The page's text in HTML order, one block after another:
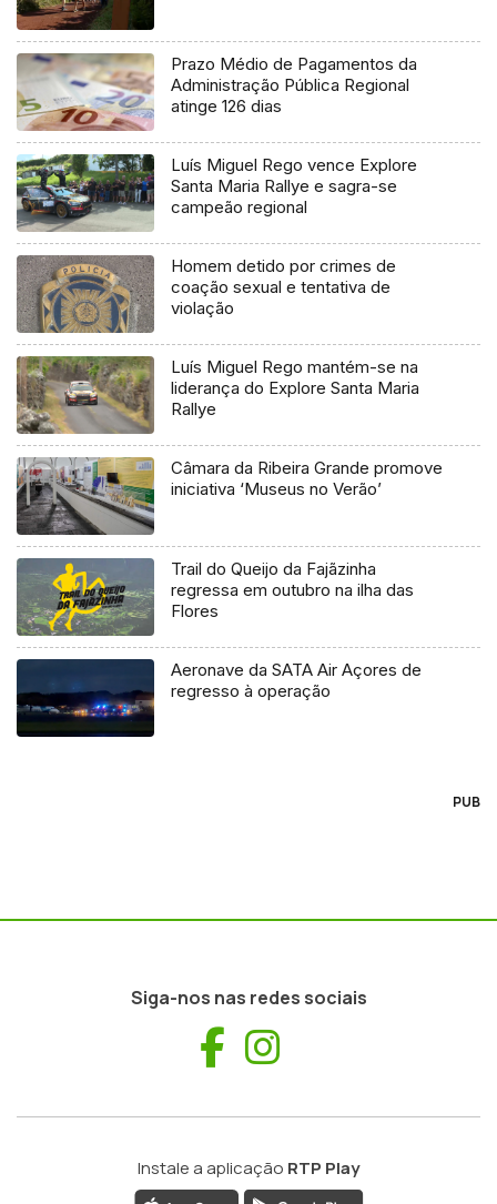
Prazo Médio de Pagamentos da
Administração Pública Regional
atinge 126 dias
Luís Miguel Rego vence Explore
Santa Maria Rallye e sagra-se
campeão regional
Homem detido por crimes de
coação sexual e tentativa de
violação
Luís Miguel Rego mantém-se na
liderança do Explore Santa Maria
Rallye
Câmara da Ribeira Grande promove
iniciativa ‘Museus no Verão’
Trail do Queijo da Fajãzinha
regressa em outubro na ilha das
Flores
Aeronave da SATA Air Açores de
regresso à operação
PUB
Siga-nos nas redes sociais
Facebook
Instale a aplicação RTP Play